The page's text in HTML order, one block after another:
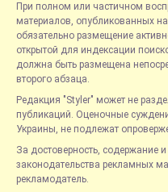
При полном или частичном
материалов, опубликованных
обязательно размещение
открытой для индексации
должна быть размещена
второго абзаца.
Редакция "Styler" может не
публикаций. Оценочные
Украины, не подлежат
За достоверность, содержание
законодательства рекламных
рекламодатель.